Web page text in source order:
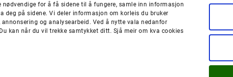
for å få sidene til å fungere, samle inn informasjon
på sidene. Vi deler informasjon om korleis du bruker
og analysearbeid. Ved å nytte vala nedanfor
kan når du vil trekke samtykket ditt. Sjå meir om kva cookies
fylkeskommune
2
Sikkerheit/